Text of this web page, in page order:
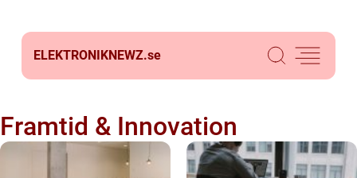
ELEKTRONIKNEWZ.se
Framtid & Innovation